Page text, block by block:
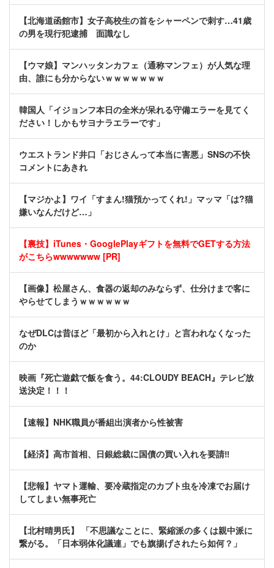
【北海道函館市】女子高校生の首をシャーペンで刺す…41歳
の男を現行犯逮捕 面識なし
【ウマ娘】マンハッタンカフェ（通称マンフェ）が人気な理
由、誰にも分からないｗｗｗｗｗｗｗ
韓国人「イジョンフ本日の全米が呆れる守備エラーを見てく
ださい！しかもサヨナラエラーです」
ウエストランド井口「おじさんって本当に害悪」SNSの不快
コメントにあきれ
【マジかよ】ワイ「すまん!猫預かってくれ!」マッマ「は?猫
嫌いなんだけど…」
【裏技】iTunes・GooglePlayギフトを無料でGETする方法
がこちらwwwwwww [PR]
【画像】松屋さん、食器の返却のみならず、仕分けまで客に
やらせてしまうｗｗｗｗｗｗ
なぜDLCは昔ほど「最初から入れとけ」と言われなくなった
のか
映画『死亡遊戯で飯を食う。44:CLOUDY BEACH』テレビ放
送決定！！！
【速報】NHK職員が番組出演者から性被害
【経済】高市首相、日銀総裁に国債の買い入れを要請‼
【悲報】ヤマト運輸、要冷蔵指定のカブト虫を冷凍でお届け
してしまい無事死亡
【北村晴男氏】 「不思議なことに、緊縮派の多くは親中派に
繋がる。「日本弱体化議連」でも旗揚げされたら如何？」